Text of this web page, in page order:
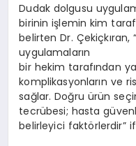
Dudak dolgusu
birinin işlemin kim
belirten Dr.
uygulamaların
bir hekim tarafından
komplikasyonların ve
sağlar. Doğru ürün
tecrübesi; hasta
belirleyici faktörlerdir”